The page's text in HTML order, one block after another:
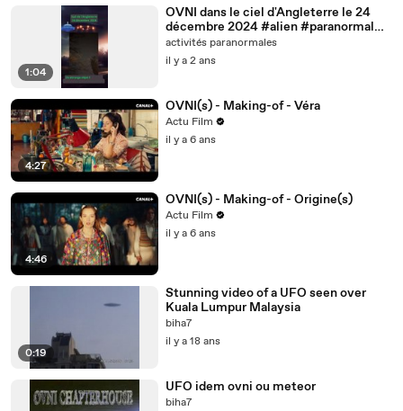
1:04
OVNI dans le ciel d'Angleterre le 24
décembre 2024 #alien #paranormal
#ufo #mystery
activités paranormales
il y a 2 ans
4:27
OVNI(s) - Making-of - Véra
Actu Film
il y a 6 ans
4:46
OVNI(s) - Making-of - Origine(s)
Actu Film
il y a 6 ans
0:19
Stunning video of a UFO seen over
Kuala Lumpur Malaysia
biha7
il y a 18 ans
UFO idem ovni ou meteor
biha7